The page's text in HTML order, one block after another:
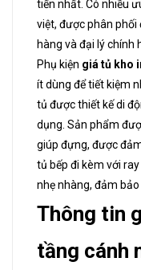
tiến nhất. Có nhiều
việt, được phân phối
hàng và đại lý chính
Phụ kiện giá tủ kho
ít dùng để tiết kiệm
tủ được thiết kế di
dụng. Sản phẩm
giúp đựng, được
tủ bếp đi kèm với
nhẹ nhàng, đảm
Thông tin
tầng cánh